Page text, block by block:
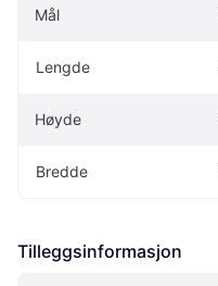
Mål
Lengde
Høyde
Bredde
Tilleggsinformasjon